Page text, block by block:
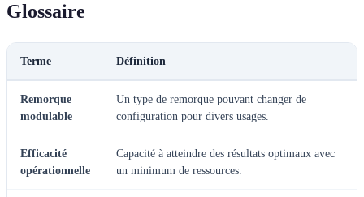
Glossaire
Terme Définition
Remorque
modulable
Un type de remorque pouvant changer de
configuration pour divers usages.
Efficacité
opérationnelle
Capacité à atteindre des résultats optimaux avec
un minimum de ressources.